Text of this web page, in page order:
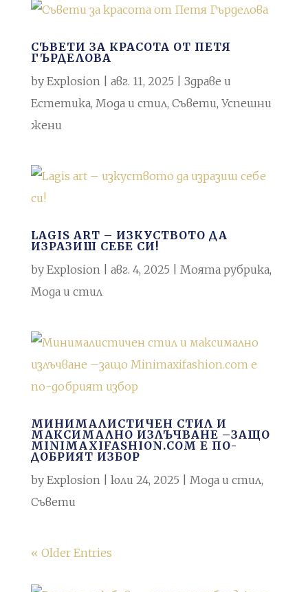
СЪВЕТИ ЗА КРАСОТА ОТ ПЕТЯ
ГЪРДЕЛОВА
by Explosion| авг. 11, 2025
Здраве и
Естетика, Мода и стил, Съвети, Успешни
жени
LAGIS ART – ИЗКУСТВОТО ДА
ИЗРАЗИШ СЕБЕ СИ!
by Explosion| авг. 4, 2025 Моята рубрика,
Мода и стил
МИНИМАЛИСТИЧЕН СТИЛ И
МАКСИМАЛНО ИЗЛЪЧВАНЕ –ЗАЩО
MINIMAXIFASHION.COM Е ПО-
ДОБРИЯТ ИЗБОР
by Explosion| юли 24, 2025 Мода и стил,
Съвети
« Older Entries